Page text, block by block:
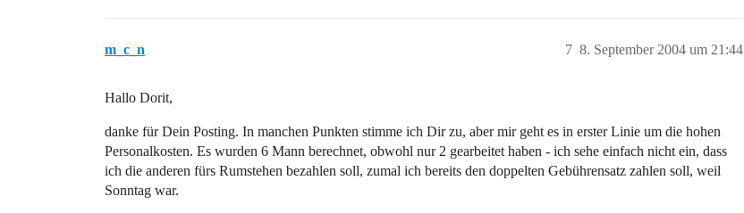
m_c_n 8. September 2004 um 21:44
7
Hallo Dorit,
danke für Dein Posting. In manchen Punkten stimme ich Dir zu, aber mir geht es in erster Linie um die hohen
Personalkosten. Es wurden 6 Mann berechnet, obwohl nur 2 gearbeitet haben - ich sehe einfach nicht ein, dass
ich die anderen fürs Rumstehen bezahlen soll, zumal ich bereits den doppelten Gebührensatz zahlen soll, weil
Sonntag war.